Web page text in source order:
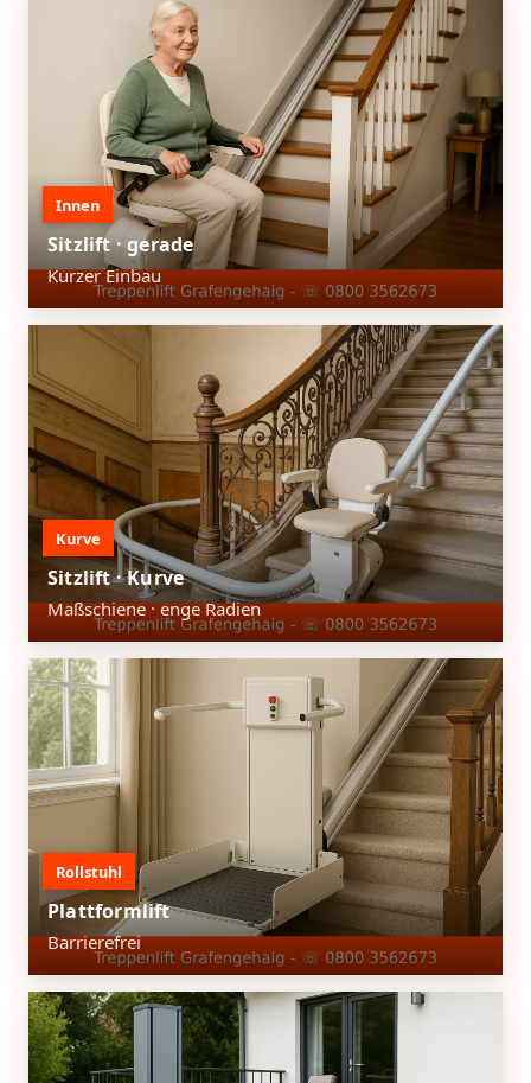
Innen
Sitzlift · gerade
Kurzer Einbau
Kurve
Sitzlift · Kurve
Maßschiene · enge Radien
Rollstuhl
Plattformlift
Barrierefrei